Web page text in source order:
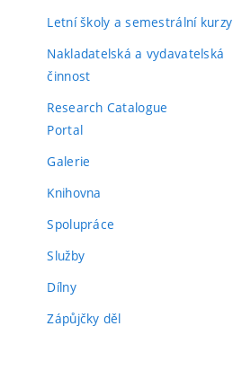
Letní školy a semestrální kurzy
Nakladatelská a vydavatelská
činnost
Research Catalogue
Portal
Galerie
Knihovna
Spolupráce
Služby
Dílny
Zápůjčky děl